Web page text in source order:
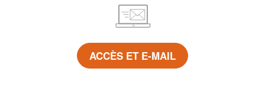
ACCÈS ET E-MAIL